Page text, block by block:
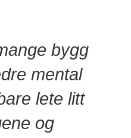
bygg
mental
lete litt
og